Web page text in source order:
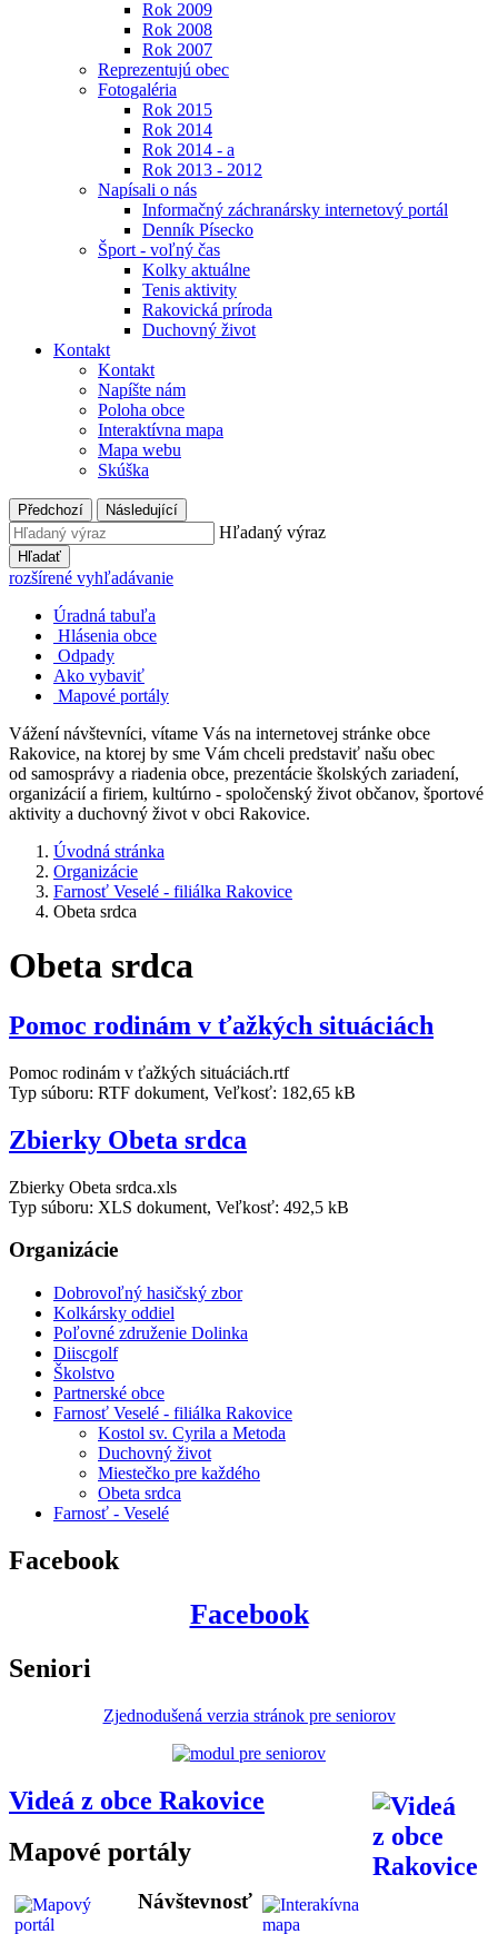
Rok 2009
Rok 2008
Rok 2007
Reprezentujú obec
Fotogaléria
Rok 2015
Rok 2014
Rok 2014 - a
Rok 2013 - 2012
Napísali o nás
Informačný záchranársky internetový portál
Denník Písecko
Šport - voľný čas
Kolky aktuálne
Tenis aktivity
Rakovická príroda
Duchovný život
Kontakt
Kontakt
Napíšte nám
Poloha obce
Interaktívna mapa
Mapa webu
Skúška
Předchozí Následující
Hľadaný výraz
Hľadať
rozšírené vyhľadávanie
Úradná tabuľa
Hlásenia obce
Odpady
Ako vybaviť
Mapové portály
Vážení návštevníci, vítame Vás na internetovej stránke obce
Rakovice, na ktorej by sme Vám chceli predstaviť našu obec
od samosprávy a riadenia obce, prezentácie školských zariadení,
organizácií a firiem, kultúrno - spoločenský život občanov, športové
aktivity a duchovný život v obci Rakovice.
Úvodná stránka
Organizácie
Farnosť Veselé - filiálka Rakovice
Obeta srdca
Obeta srdca
Pomoc rodinám v ťažkých situáciách
Pomoc rodinám v ťažkých situáciách.rtf
Typ súboru: RTF dokument, Veľkosť: 182,65 kB
Zbierky Obeta srdca
Zbierky Obeta srdca.xls
Typ súboru: XLS dokument, Veľkosť: 492,5 kB
Organizácie
Dobrovoľný hasičský zbor
Kolkársky oddiel
Poľovné združenie Dolinka
Diiscgolf
Školstvo
Partnerské obce
Farnosť Veselé - filiálka Rakovice
Kostol sv. Cyrila a Metoda
Duchovný život
Miestečko pre každého
Obeta srdca
Farnosť - Veselé
Facebook
Facebook
Seniori
Zjednodušená verzia stránok pre seniorov
Videá z obce Rakovice
Mapové portály
Návštevnosť